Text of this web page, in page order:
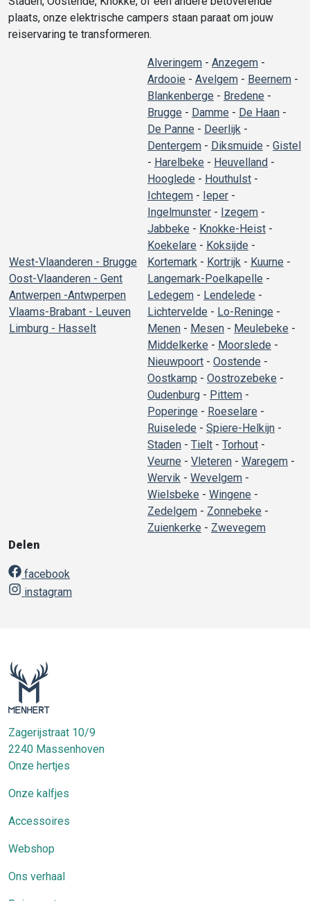
plaats, onze elektrische campers staan paraat om jouw
reiservaring te transformeren.
West-Vlaanderen - Brugge
Oost-Vlaanderen - Gent
Antwerpen -Antwperpen
Vlaams-Brabant - Leuven
Limburg - Hasselt
Alveringem - Anzegem -
Ardooie - Avelgem - Beernem -
Blankenberge - Bredene -
Brugge - Damme - De Haan -
De Panne - Deerlijk -
Dentergem - Diksmuide - Gistel
- Harelbeke - Heuvelland -
Hooglede - Houthulst -
Ichtegem - Ieper -
Ingelmunster - Izegem -
Jabbeke - Knokke-Heist -
Koekelare - Koksijde -
Kortemark - Kortrijk - Kuurne -
Langemark-Poelkapelle -
Ledegem - Lendelede -
Lichtervelde - Lo-Reninge -
Menen - Mesen - Meulebeke -
Middelkerke - Moorslede -
Nieuwpoort - Oostende -
Oostkamp - Oostrozebeke -
Oudenburg - Pittem -
Poperinge - Roeselare -
Ruiselede - Spiere-Helkijn -
Staden - Tielt - Torhout -
Veurne - Vleteren - Waregem -
Wervik - Wevelgem -
Wielsbeke - Wingene -
Zedelgem - Zonnebeke -
Zuienkerke - Zwevegem
Delen
facebook
instagram
Zagerijstraat 10/9
2240 Massenhoven
Onze hertjes
Onze kalfjes
Accessoires
Webshop
Ons verhaal